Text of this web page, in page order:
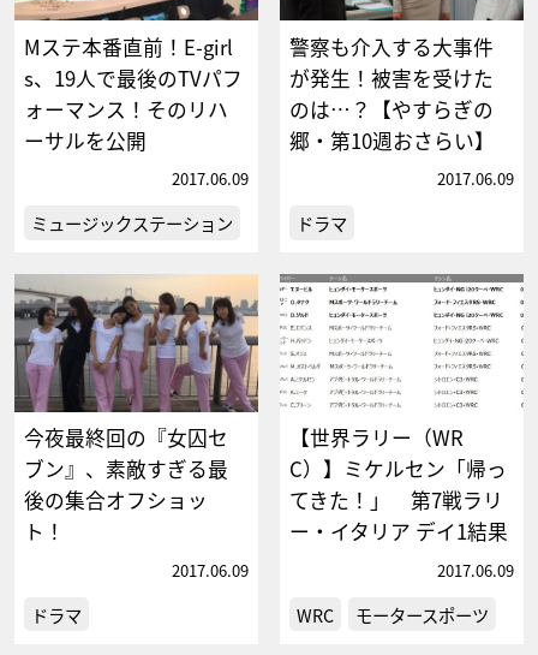
Mステ本番直前！E-girl
s、19人で最後のTVパフ
ォーマンス！そのリハ
ーサルを公開
2017.06.09
ミュージックステーション
警察も介入する大事件
が発生！被害を受けた
のは…？【やすらぎの
郷・第10週おさらい】
2017.06.09
ドラマ
今夜最終回の『女囚セ
ブン』、素敵すぎる最
後の集合オフショッ
ト！
2017.06.09
ドラマ
【世界ラリー（WR
C）】ミケルセン「帰っ
てきた！」 第7戦ラリ
ー・イタリア デイ1結果
2017.06.09
WRC モータースポーツ